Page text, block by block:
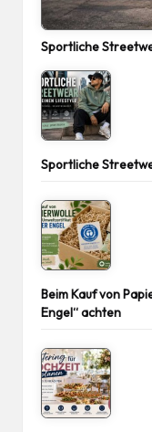
Sportliche
Sportliche
Beim Kauf von
Engel“ achten